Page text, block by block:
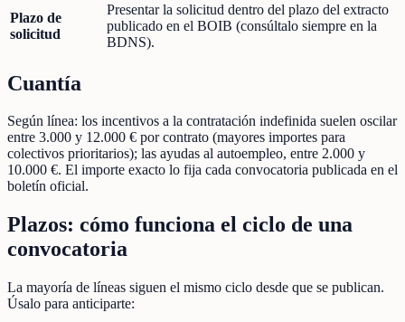
Plazo de
solicitud
Presentar la solicitud dentro del plazo del extracto
publicado en el BOIB (consúltalo siempre en la
BDNS).
Cuantía
Según línea: los incentivos a la contratación indefinida suelen oscilar
entre 3.000 y 12.000 € por contrato (mayores importes para
colectivos prioritarios); las ayudas al autoempleo, entre 2.000 y
10.000 €. El importe exacto lo fija cada convocatoria publicada en el
boletín oficial.
Plazos: cómo funciona el ciclo de una
convocatoria
La mayoría de líneas siguen el mismo ciclo desde que se publican.
Úsalo para anticiparte: